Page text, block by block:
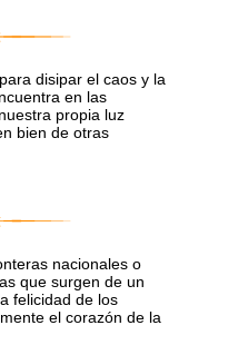
disipar el caos y la
en las
propia luz
bien de otras
nacionales o
que surgen de un
felicidad de los
el corazón de la